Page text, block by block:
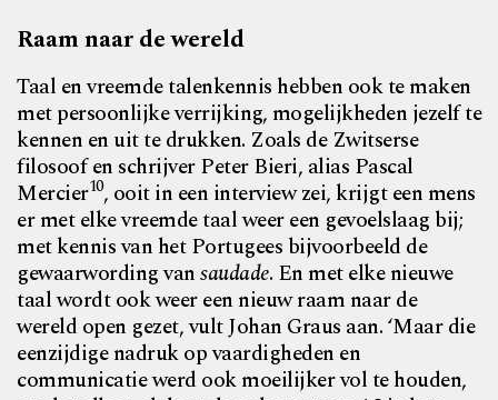
Raam naar de wereld
Taal en vreemde talenkennis hebben ook te maken
met persoonlijke verrijking, mogelijkheden jezelf te
kennen en uit te drukken. Zoals de Zwitserse
filosoof en schrijver Peter Bieri, alias Pascal
Mercier10, ooit in een interview zei, krijgt een mens
er met elke vreemde taal weer een gevoelslaag bij;
met kennis van het Portugees bijvoorbeeld de
gewaarwording vansaudade. En met elke nieuwe
taal wordt ook weer een nieuw raam naar de
wereld open gezet, vult Johan Graus aan. ‘Maar die
eenzijdige nadruk op vaardigheden en
communicatie werd ook moeilijker vol te houden,